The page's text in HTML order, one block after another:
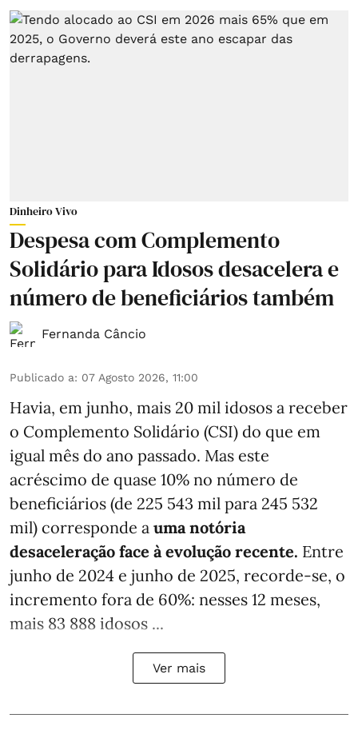
Dinheiro Vivo
Despesa com Complemento
Solidário para Idosos desacelera e
número de beneficiários também
Fernanda Câncio
Publicado a: 07 Agosto 2026, 11:00
Havia, em junho, mais 20 mil idosos a receber
o Complemento Solidário (CSI) do que em
igual mês do ano passado. Mas este
acréscimo de quase 10% no número de
beneficiários (de 225 543 mil para 245 532
mil) corresponde a uma notória
desaceleração face à evolução recente. Entre
junho de 2024 e junho de 2025, recorde-se, o
incremento fora de 60%: nesses 12 meses,
mais 83 888 idosos ...
Ver mais